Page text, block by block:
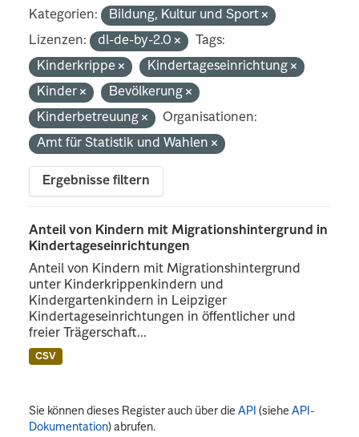
Kategorien:
Bildung, Kultur und Sport
Lizenzen:
dl-de-by-2.0
Tags:
Kinderkrippe
Kindertageseinrichtung
Kinder
Bevölkerung
Kinderbetreuung
Organisationen:
Amt für Statistik und Wahlen
Ergebnisse filtern
Anteil von Kindern mit Migrationshintergrund in
Kindertageseinrichtungen
Anteil von Kindern mit Migrationshintergrund
unter Kinderkrippenkindern und
Kindergartenkindern in Leipziger
Kindertageseinrichtungen in öffentlicher und
freier Trägerschaft...
CSV
Sie können dieses Register auch über dieAPI (sieheAPI-
Dokumentation) abrufen.